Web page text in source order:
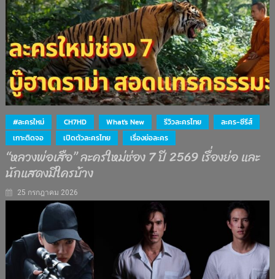
#ละครใหม่ CH7HD What's New รีวิวละครไทย
ละคร-ซีรีส์
เกาะติดจอ
เปิดตัวละครไทย เรื่องย่อละคร
“หลวงพ่อเสือ” ละครใหม่ช่อง 7 ปี 2569 เรื่องย่อ และ
นักแสดงมีใครบ้าง
25 กรกฎาคม 2026